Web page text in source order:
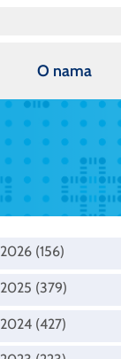
O nama
2026 (156)
2025 (379)
2024 (427)